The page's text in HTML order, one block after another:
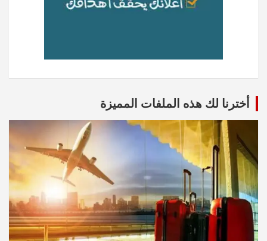
أخترنا لك هذه الملفات المميزة